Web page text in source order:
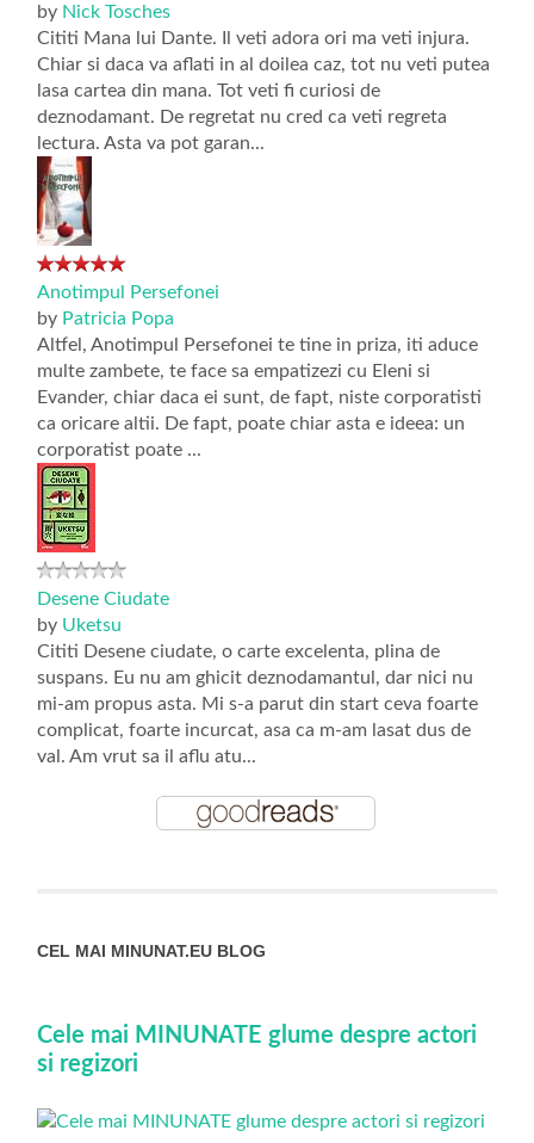
by Nick Tosches
Cititi Mana lui Dante. Il veti adora ori ma veti injura.
Chiar si daca va aflati in al doilea caz, tot nu veti putea
lasa cartea din mana. Tot veti fi curiosi de
deznodamant. De regretat nu cred ca veti regreta
lectura. Asta va pot garan...
Anotimpul Persefonei
by Patricia Popa
Altfel, Anotimpul Persefonei te tine in priza, iti aduce
multe zambete, te face sa empatizezi cu Eleni si
Evander, chiar daca ei sunt, de fapt, niste corporatisti
ca oricare altii. De fapt, poate chiar asta e ideea: un
corporatist poate ...
Desene Ciudate
by Uketsu
Cititi Desene ciudate, o carte excelenta, plina de
suspans. Eu nu am ghicit deznodamantul, dar nici nu
mi-am propus asta. Mi s-a parut din start ceva foarte
complicat, foarte incurcat, asa ca m-am lasat dus de
val. Am vrut sa il aflu atu...
CEL MAI MINUNAT.EU BLOG
Cele mai MINUNATE glume despre actori
si regizori